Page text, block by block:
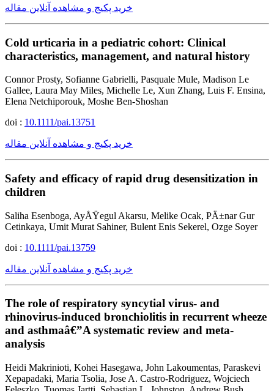
خرید پکیج و مشاهده آنلاین مقاله
Cold urticaria in a pediatric cohort: Clinical
characteristics, management, and natural history
Connor Prosty, Sofianne Gabrielli, Pasquale Mule, Madison Le
Gallee, Laura May Miles, Michelle Le, Xun Zhang, Luis F. Ensina,
Elena Netchiporouk, Moshe Ben-Shoshan
doi : 10.1111/pai.13751
خرید پکیج و مشاهده آنلاین مقاله
Safety and efficacy of rapid drug desensitization in
children
Saliha Esenboga, AyÅŸegul Akarsu, Melike Ocak, PÄ±nar Gur
Cetinkaya, Umit Murat Sahiner, Bulent Enis Sekerel, Ozge Soyer
doi : 10.1111/pai.13759
خرید پکیج و مشاهده آنلاین مقاله
The role of respiratory syncytial virus- and
rhinovirus-induced bronchiolitis in recurrent wheeze
and asthmaâ€”A systematic review and meta-
analysis
Heidi Makrinioti, Kohei Hasegawa, John Lakoumentas, Paraskevi
Xepapadaki, Maria Tsolia, Jose A. Castro-Rodriguez, Wojciech